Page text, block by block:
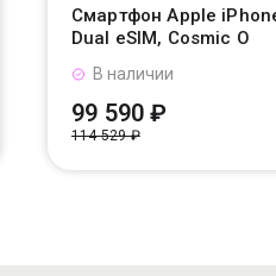
Смартфон Apple
Dual eSIM, Cosmic O
В наличии
99 590 ₽
114 529 ₽